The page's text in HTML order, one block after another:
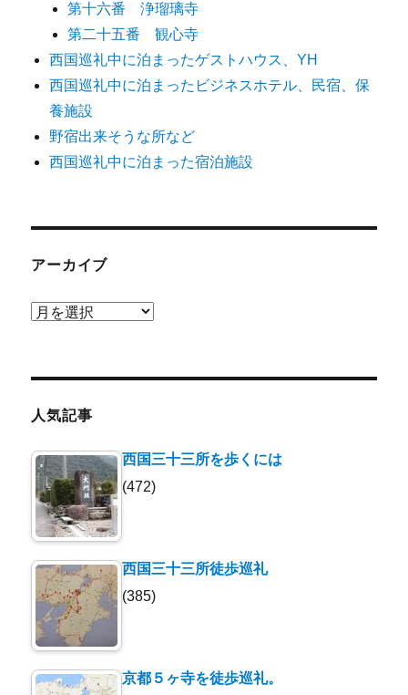
第十六番 浄瑠璃寺
第二十五番 観心寺
西国巡礼中に泊まったゲストハウス、YH
西国巡礼中に泊まったビジネスホテル、民宿、保
養施設
野宿出来そうな所など
西国巡礼中に泊まった宿泊施設
アーカイブ
ア
ブ
人気記事
西国三十三所を歩くには
(472)
西国三十三所徒歩巡礼
(385)
京都５ヶ寺を徒歩巡礼。